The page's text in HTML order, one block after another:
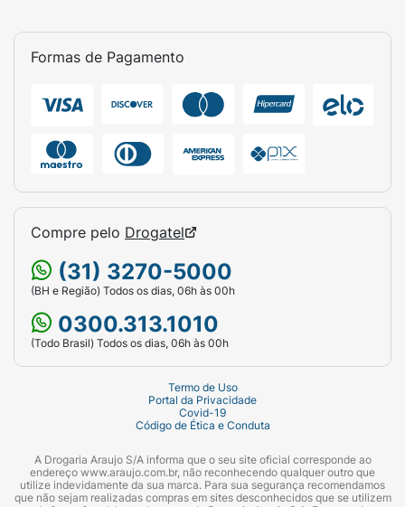
Formas de Pagamento
Compre pelo Drogatel
(31) 3270-5000
(BH e Região) Todos os dias, 06h às 00h
0300.313.1010
(Todo Brasil) Todos os dias, 06h às 00h
Termo de Uso
Portal da Privacidade
Covid-19
Código de Ética e Conduta
A Drogaria Araujo S/A informa que o seu site oficial corresponde ao
endereço www.araujo.com.br, não reconhecendo qualquer outro que
utilize indevidamente da sua marca. Para sua segurança recomendamos
que não sejam realizadas compras em sites desconhecidos que se utilizem